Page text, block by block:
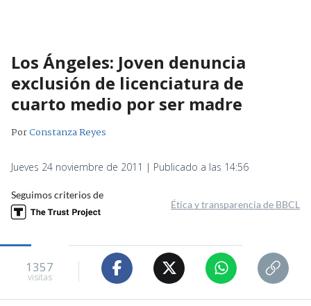
Los Ángeles: Joven denuncia
exclusión de licenciatura de
cuarto medio por ser madre
PorConstanza Reyes
Jueves 24 noviembre de 2011 | Publicado a las 14:56
Seguimos criterios de
Ética y transparencia de BBCL
1357
visitas